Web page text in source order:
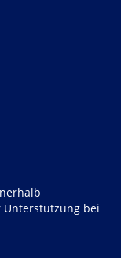
Unterstützung bei